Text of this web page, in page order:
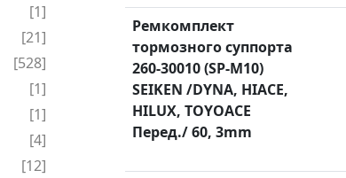
[1]
[21]
[528]
[1]
[1]
[4]
[12]
Ремкомплект
тормозного суппорта
260-30010 (SP-M10)
SEIKEN /DYNA, HIACE,
HILUX, TOYOACE
Перед./ 60, 3mm